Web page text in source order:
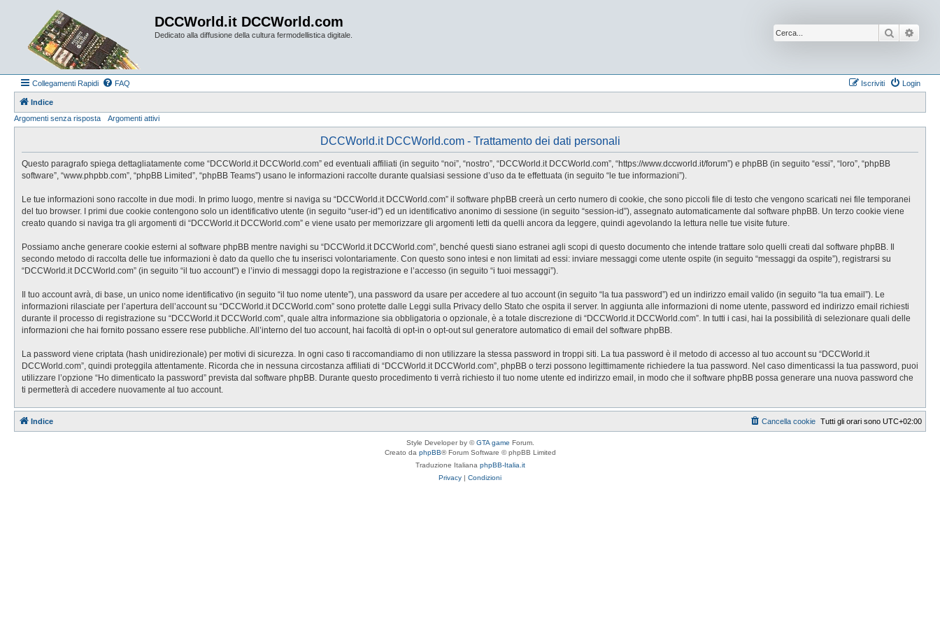
DCCWorld.it DCCWorld.com
Dedicato alla diffusione della cultura fermodellistica digitale. Cerca
Collegamenti Rapidi FAQ Login
Iscriviti
Indice
Argomenti senza risposta
Argomenti attivi
DCCWorld.it DCCWorld.com - Trattamento dei dati personali
Questo paragrafo spiega dettagliatamente come “DCCWorld.it DCCWorld.com” ed eventuali affiliati (in seguito “noi”, “nostro”, “DCCWorld.it DCCWorld.com”, “https://www.dccworld.it/forum”) e phpBB (in seguito “essi”, “loro”, “phpBB
software”, “www.phpbb.com”, “phpBB Limited”, “phpBB Teams”) usano le informazioni raccolte durante qualsiasi sessione d’uso da te effettuata (in seguito “le tue informazioni”).
Le tue informazioni sono raccolte in due modi. In primo luogo, mentre si naviga su “DCCWorld.it DCCWorld.com” il software phpBB creerà un certo numero di cookie, che sono piccoli file di testo che vengono scaricati nei file temporanei
del tuo browser. I primi due cookie contengono solo un identificativo utente (in seguito “user-id”) ed un identificativo anonimo di sessione (in seguito “session-id”), assegnato automaticamente dal software phpBB. Un terzo cookie viene
creato quando si naviga tra gli argomenti di “DCCWorld.it DCCWorld.com” e viene usato per memorizzare gli argomenti letti da quelli ancora da leggere, quindi agevolando la lettura nelle tue visite future.
Possiamo anche generare cookie esterni al software phpBB mentre navighi su “DCCWorld.it DCCWorld.com”, benché questi siano estranei agli scopi di questo documento che intende trattare solo quelli creati dal software phpBB. Il
secondo metodo di raccolta delle tue informazioni è dato da quello che tu inserisci volontariamente. Con questo sono intesi e non limitati ad essi: inviare messaggi come utente ospite (in seguito “messaggi da ospite”), registrarsi su
“DCCWorld.it DCCWorld.com” (in seguito “il tuo account”) e l’invio di messaggi dopo la registrazione e l’accesso (in seguito “i tuoi messaggi”).
Il tuo account avrà, di base, un unico nome identificativo (in seguito “il tuo nome utente”), una password da usare per accedere al tuo account (in seguito “la tua password”) ed un indirizzo email valido (in seguito “la tua email”). Le
informazioni rilasciate per l’apertura dell’account su “DCCWorld.it DCCWorld.com” sono protette dalle Leggi sulla Privacy dello Stato che ospita il server. In aggiunta alle informazioni di nome utente, password ed indirizzo email richiesti
durante il processo di registrazione su “DCCWorld.it DCCWorld.com”, quale altra informazione sia obbligatoria o opzionale, è a totale discrezione di “DCCWorld.it DCCWorld.com”. In tutti i casi, hai la possibilità di selezionare quali delle
informazioni che hai fornito possano essere rese pubbliche. All’interno del tuo account, hai facoltà di opt-in o opt-out sul generatore automatico di email del software phpBB.
La password viene criptata (hash unidirezionale) per motivi di sicurezza. In ogni caso ti raccomandiamo di non utilizzare la stessa password in troppi siti. La tua password è il metodo di accesso al tuo account su “DCCWorld.it
DCCWorld.com”, quindi proteggila attentamente. Ricorda che in nessuna circostanza affiliati di “DCCWorld.it DCCWorld.com”, phpBB o terzi possono legittimamente richiedere la tua password. Nel caso dimenticassi la tua password, puoi
utilizzare l’opzione “Ho dimenticato la password” prevista dal software phpBB. Durante questo procedimento ti verrà richiesto il tuo nome utente ed indirizzo email, in modo che il software phpBB possa generare una nuova password che
ti permetterà di accedere nuovamente al tuo account.
Indice Tutti gli orari sono UTC+02:00
Cancella cookie
Style Developer by ©GTA game Forum.
Creato da phpBB® Forum Software © phpBB Limited
Traduzione Italiana phpBB-Italia.it
Privacy | Condizioni